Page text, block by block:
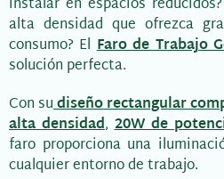
alta densidad que ofrezca
consumo? ElFaro de Trabajo
solución perfecta.
Con sudiseño rectangular
alta densidad,20W de
faro proporciona una
cualquier entorno de trabajo.